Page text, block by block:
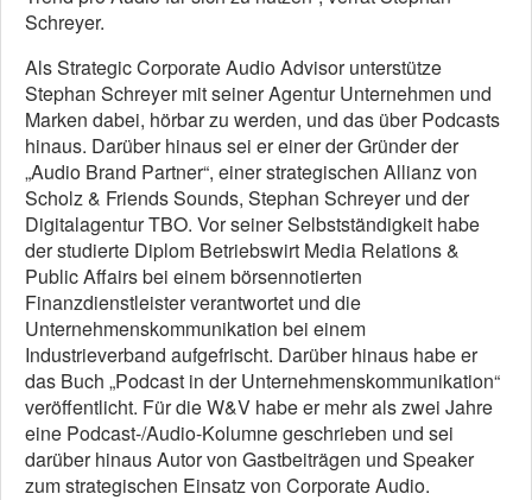
Schreyer.
Als Strategic Corporate Audio Advisor unterstütze
Stephan Schreyer mit seiner Agentur Unternehmen und
Marken dabei, hörbar zu werden, und das über Podcasts
hinaus. Darüber hinaus sei er einer der Gründer der
„Audio Brand Partner“, einer strategischen Allianz von
Scholz & Friends Sounds, Stephan Schreyer und der
Digitalagentur TBO. Vor seiner Selbstständigkeit habe
der studierte Diplom Betriebswirt Media Relations &
Public Affairs bei einem börsennotierten
Finanzdienstleister verantwortet und die
Unternehmenskommunikation bei einem
Industrieverband aufgefrischt. Darüber hinaus habe er
das Buch „Podcast in der Unternehmenskommunikation“
veröffentlicht. Für die W&V habe er mehr als zwei Jahre
eine Podcast-/Audio-Kolumne geschrieben und sei
darüber hinaus Autor von Gastbeiträgen und Speaker
zum strategischen Einsatz von Corporate Audio.